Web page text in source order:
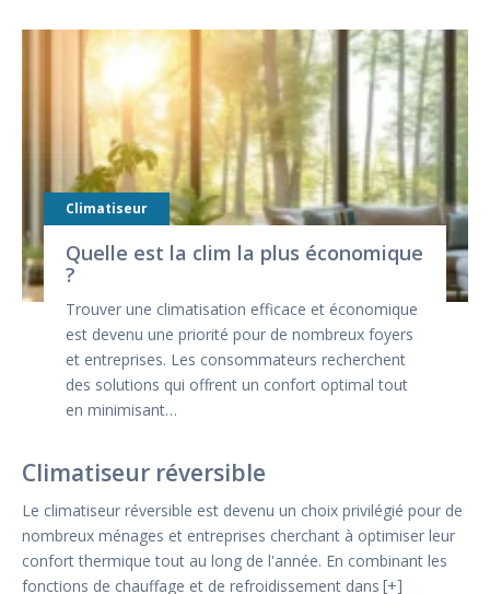
Climatiseur
Quelle est la clim la plus économique
?
Trouver une climatisation efficace et économique
est devenu une priorité pour de nombreux foyers
et entreprises. Les consommateurs recherchent
des solutions qui offrent un confort optimal tout
en minimisant…
Climatiseur réversible
Le climatiseur réversible est devenu un choix privilégié pour de
nombreux ménages et entreprises cherchant à optimiser leur
confort thermique tout au long de l'année. En combinant les
fonctions de chauffage et de refroidissement dans +